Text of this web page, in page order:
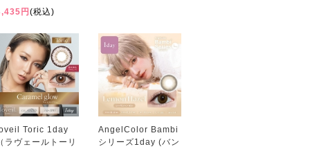
円 (税込)
Toric 1day
ラヴェールトーリ
AngelColor Bambi
シリーズ1day (バン